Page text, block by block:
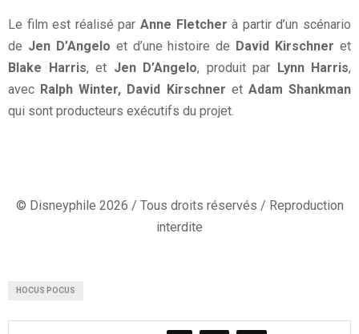
Le film est réalisé par Anne Fletcher à partir d’un scénario
de Jen D’Angelo et d’une histoire de David Kirschner et
Blake Harris, et Jen D’Angelo, produit par Lynn Harris,
avec Ralph Winter, David Kirschner etAdam Shankman
qui sont producteurs exécutifs du projet.
© Disneyphile 2026 / Tous droits réservés / Reproduction
interdite
HOCUS POCUS